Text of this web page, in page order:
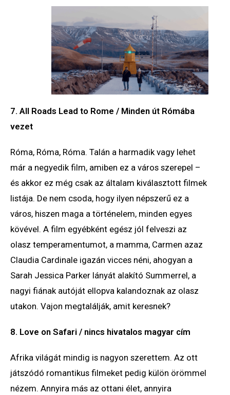
7. All Roads Lead to Rome / Minden út Rómába
vezet
Róma, Róma, Róma. Talán a harmadik vagy lehet
már a negyedik film, amiben ez a város szerepel –
és akkor ez még csak az általam kiválasztott filmek
listája. De nem csoda, hogy ilyen népszerű ez a
város, hiszen maga a történelem, minden egyes
kövével. A film egyébként egész jól felveszi az
olasz temperamentumot, a mamma, Carmen azaz
Claudia Cardinale igazán vicces néni, ahogyan a
Sarah Jessica Parker lányát alakító Summerrel, a
nagyi fiának autóját ellopva kalandoznak az olasz
utakon. Vajon megtalálják, amit keresnek?
8. Love on Safari / nincs hivatalos magyar cím
Afrika világát mindig is nagyon szerettem. Az ott
játszódó romantikus filmeket pedig külön örömmel
nézem. Annyira más az ottani élet, annyira